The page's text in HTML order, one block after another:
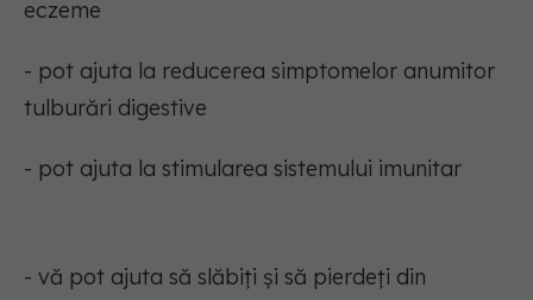
eczeme
- pot ajuta la reducerea simptomelor anumitor
tulburări digestive
- pot ajuta la stimularea sistemului imunitar
- vă pot ajuta să slăbiți și să pierdeți din